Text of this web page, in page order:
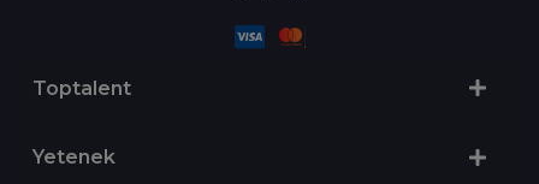
Toptalent
Yetenek